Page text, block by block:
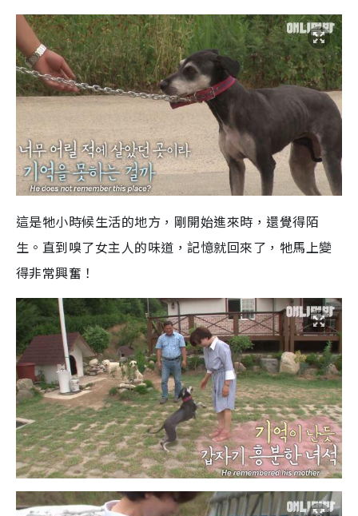
這是牠小時候生活的地方，剛開始進來時，還覺得陌
生。直到嗅了女主人的味道，記憶就回來了，牠馬上變
得非常興奮！